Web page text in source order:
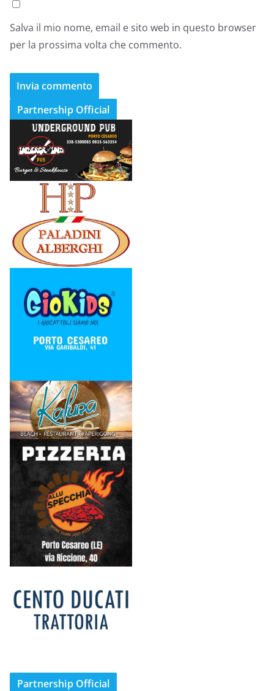
Salva il mio nome, email e sito web in questo browser
per la prossima volta che commento.
Partnership Official
Partnership Official